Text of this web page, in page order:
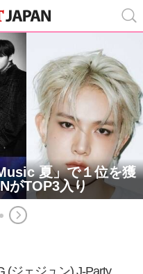
夏」で１位を獲
がTOP3入り
(ジェジュン) J-Party